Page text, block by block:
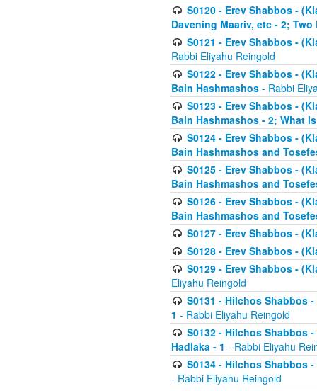
S0120 - Erev Shabbos -
Davening Maariv, etc - 2;
S0121 - Erev Shabbos -
Rabbi Eliyahu Reingold
S0122 - Erev Shabbos -
Bain Hashmashos - Rabbi
S0123 - Erev Shabbos -
Bain Hashmashos - 2; What
S0124 - Erev Shabbos -
Bain Hashmashos and
S0125 - Erev Shabbos -
Bain Hashmashos and
S0126 - Erev Shabbos -
Bain Hashmashos and
S0127 - Erev Shabbos -
S0128 - Erev Shabbos -
S0129 - Erev Shabbos -
Eliyahu Reingold
S0131 - Hilchos Shabbos
1 - Rabbi Eliyahu Reingold
S0132 - Hilchos Shabbos
Hadlaka - 1 - Rabbi Eliyahu
S0134 - Hilchos Shabbos
- Rabbi Eliyahu Reingold